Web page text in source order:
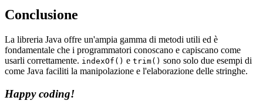
Conclusione
La libreria Java offre un'ampia gamma di metodi utili ed è
fondamentale che i programmatori conoscano e capiscano come
usarli correttamente. indexOf() e trim() sono solo due esempi di
come Java faciliti la manipolazione e l'elaborazione delle stringhe.
Happy coding!